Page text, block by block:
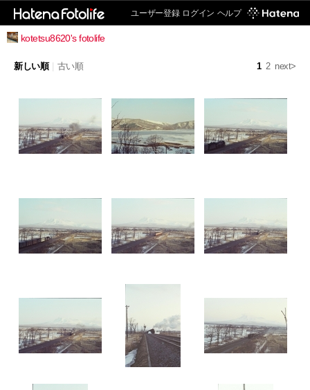
ユーザー登録 ログイン ヘルプ
kotetsu8620's fotolife
1 2 next>
新しい順 古い順